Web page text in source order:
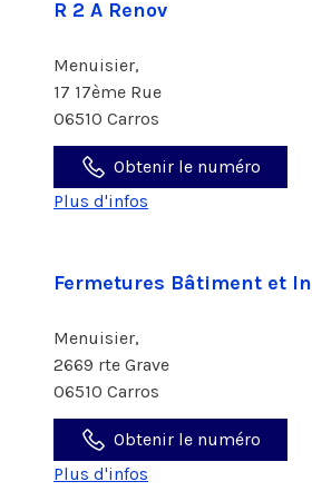
R 2 A Renov
Menuisier,
17 17ème Rue
06510 Carros
Obtenir le numéro
Plus d'infos
Fermetures Bâtiment et
Menuisier,
2669 rte Grave
06510 Carros
Obtenir le numéro
Plus d'infos